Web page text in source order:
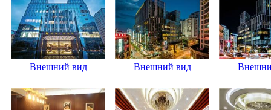
Внешний вид Внешний вид